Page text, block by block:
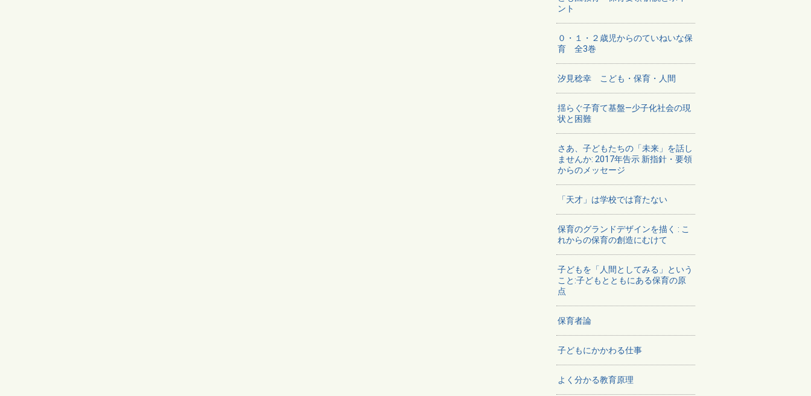
ント
０・１・２歳児からのていねいな保
育 全3巻
汐見稔幸 こども・保育・人間
揺らぐ子育て基盤―少子化社会の現
状と困難
さあ、子どもたちの「未来」を話し
ませんか: 2017年告示 新指針・要領
からのメッセージ
「天才」は学校では育たない
保育のグランドデザインを描く : こ
れからの保育の創造にむけて
子どもを「人間としてみる」という
こと:子どもとともにある保育の原
点
保育者論
子どもにかかわる仕事
よく分かる教育原理